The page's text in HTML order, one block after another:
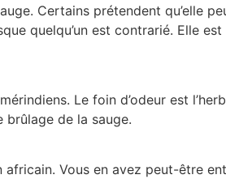
Certains prétendent qu’elle
quelqu’un est contrarié. Elle
Le foin d’odeur est
brûlage de la sauge.
africain. Vous en avez peut-être